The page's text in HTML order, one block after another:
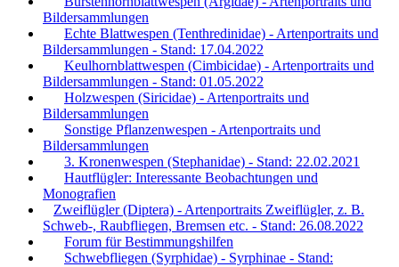
Bildersammlungen
Echte Blattwespen (Tenthredinidae) - Artenportraits und
Bildersammlungen - Stand: 17.04.2022
Keulhornblattwespen (Cimbicidae) - Artenportraits und
Bildersammlungen - Stand: 01.05.2022
Holzwespen (Siricidae) - Artenportraits und
Bildersammlungen
Sonstige Pflanzenwespen - Artenportraits und
Bildersammlungen
3. Kronenwespen (Stephanidae) - Stand: 22.02.2021
Hautflügler: Interessante Beobachtungen und
Monografien
Zweiflügler (Diptera) - Artenportraits Zweiflügler, z. B.
Schweb-, Raubfliegen, Bremsen etc. - Stand: 26.08.2022
Forum für Bestimmungshilfen
Schwebfliegen (Syrphidae) - Syrphinae - Stand: